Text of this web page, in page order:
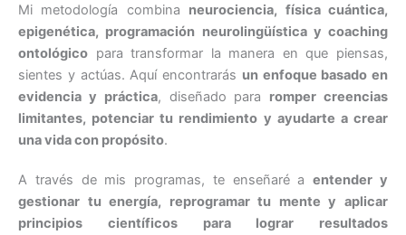
Mi metodología combina neurociencia, física cuántica,
epigenética, programación neurolingüística y coaching
ontológico para transformar la manera en que piensas,
sientes y actúas. Aquí encontrarás un enfoque basado en
evidencia y práctica, diseñado para romper creencias
limitantes, potenciar tu rendimiento y ayudarte a crear
una vida con propósito.
A través de mis programas, te enseñaré aentender y
gestionar tu energía, reprogramar tu mente y aplicar
principios científicos para lograr resultados